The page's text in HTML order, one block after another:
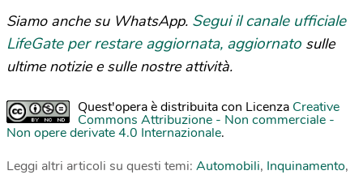
Siamo anche su WhatsApp. Segui il canale ufficiale
LifeGate per restare aggiornata, aggiornato sulle
ultime notizie e sulle nostre attività.
Quest'opera è distribuita con Licenza Creative
Commons Attribuzione - Non commerciale -
Non opere derivate 4.0 Internazionale.
Leggi altri articoli su questi temi: Automobili, Inquinamento,